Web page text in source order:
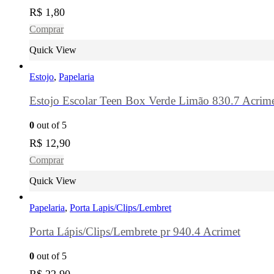
R$ 1,80
Comprar
Quick View
Estojo, Papelaria
Estojo Escolar Teen Box Verde Limão 830.7
0 out of 5
R$ 12,90
Comprar
Quick View
Papelaria, Porta Lapis/Clips/Lembret
Porta Lápis/Clips/Lembrete pr 940.4 Acrimet
0 out of 5